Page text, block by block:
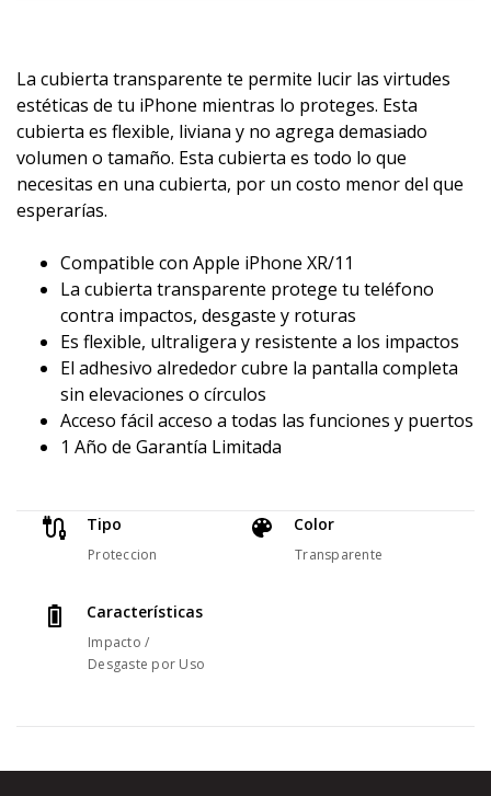
La cubierta transparente te permite lucir las virtudes
estéticas de tu iPhone mientras lo proteges. Esta
cubierta es flexible, liviana y no agrega demasiado
volumen o tamaño. Esta cubierta es todo lo que
necesitas en una cubierta, por un costo menor del que
esperarías.
Compatible con Apple iPhone XR/11
La cubierta transparente protege tu teléfono
contra impactos, desgaste y roturas
Es flexible, ultraligera y resistente a los impactos
El adhesivo alrededor cubre la pantalla completa
sin elevaciones o círculos
Acceso fácil acceso a todas las funciones y puertos
1 Año de Garantía Limitada
Tipo
Proteccion
Color
Transparente
Características
Impacto /
Desgaste por Uso